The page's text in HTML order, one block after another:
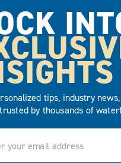
bien supérieure à celle
en bois traité
à long terme et excellent
tips, industry
by thousands of